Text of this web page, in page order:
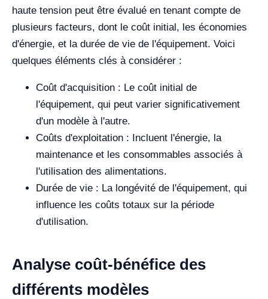
haute tension peut être évalué en tenant compte de
plusieurs facteurs, dont le coût initial, les économies
d'énergie, et la durée de vie de l'équipement. Voici
quelques éléments clés à considérer :
Coût d'acquisition : Le coût initial de
l'équipement, qui peut varier significativement
d'un modèle à l'autre.
Coûts d'exploitation : Incluent l'énergie, la
maintenance et les consommables associés à
l'utilisation des alimentations.
Durée de vie : La longévité de l'équipement, qui
influence les coûts totaux sur la période
d'utilisation.
Analyse coût-bénéfice des
différents modèles